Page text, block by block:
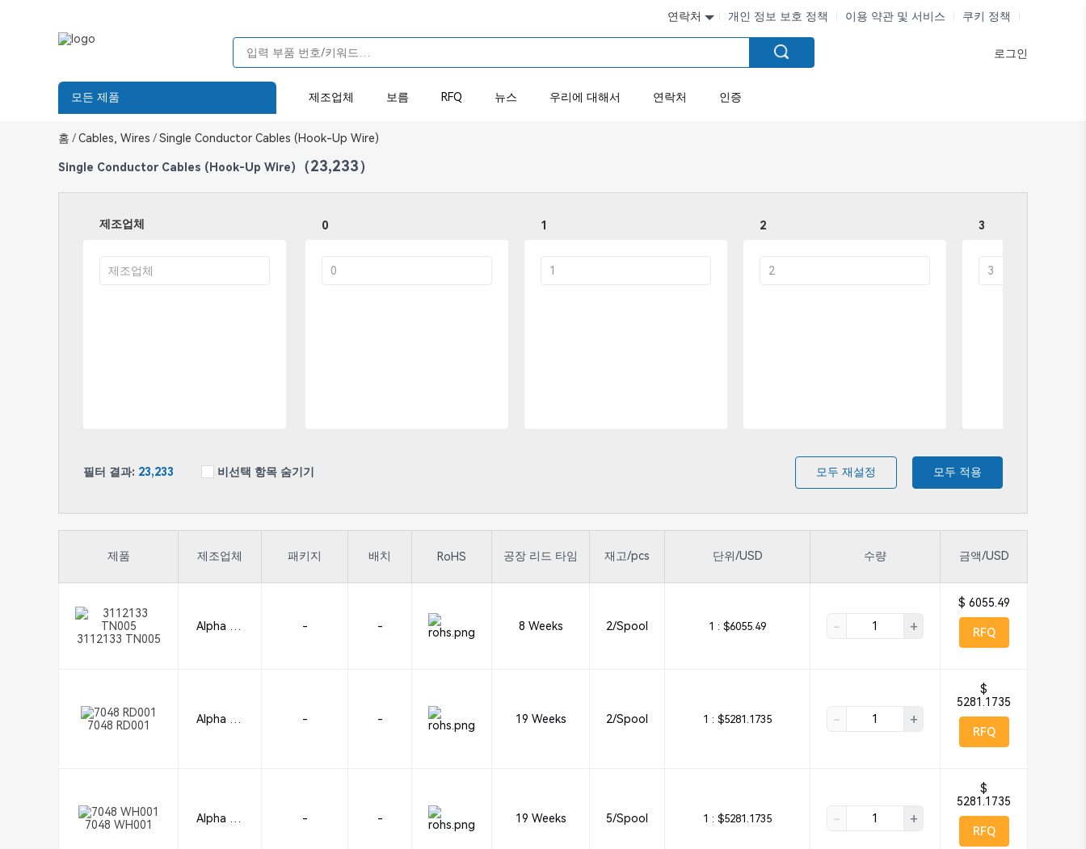
연락처 개인 정보 보호 정책 이용 약관 및 서비스 쿠키 정책
로그인
모든 제품 제조업체 보름 RFQ 뉴스 우리에 대해서 연락처 인증
홈 / Cables, Wires /Single Conductor Cables (Hook-Up Wire)
Single Conductor Cables (Hook-Up Wire) （23,233）
제조업체 0 1 2 3
필터 결과: 23,233 비선택 항목 숨기기 모두 재설정 모두 적용
제품 제조업체 패키지 배치 RoHS 공장 리드 타임 재고/pcs 단위/USD 수량 금액/USD
3112133 TN005
Alpha Wi
- - 8 Weeks 2/Spool 1 : $6055.49 - +
$ 6055.49
RFQ
7048 RD001
Alpha Wi
- - 19 Weeks 2/Spool 1 : $5281.1735 - +
$
5281.1735
RFQ
7048 WH001
Alpha Wi
- - 19 Weeks 5/Spool 1 : $5281.1735 - +
$
5281.1735
RFQ